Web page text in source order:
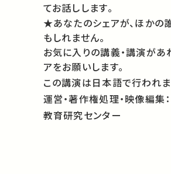
てお話しします。
★あなたのシェアが、ほかの
もしれません。
お気に入りの講義・講演が
アをお願いします。
この講演は日本語で行われま
運営・著作権処理・映像編集
教育研究センター